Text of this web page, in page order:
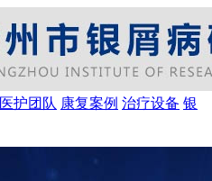
医护团队 康复案例 治疗设备 银